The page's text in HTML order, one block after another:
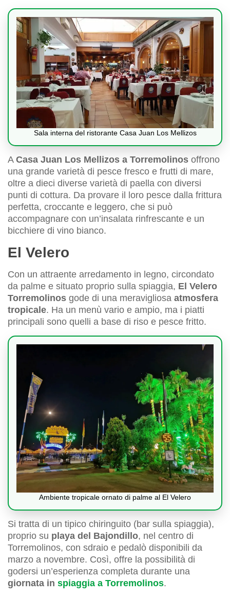
Sala interna del ristorante Casa Juan Los Mellizos
A Casa Juan Los Mellizos a Torremolinos offrono
una grande varietà di pesce fresco e frutti di mare,
oltre a dieci diverse varietà di paella con diversi
punti di cottura. Da provare il loro pesce dalla frittura
perfetta, croccante e leggero, che si può
accompagnare con un’insalata rinfrescante e un
bicchiere di vino bianco.
El Velero
Con un attraente arredamento in legno, circondato
da palme e situato proprio sulla spiaggia, El Velero
Torremolinos gode di una meravigliosa atmosfera
tropicale. Ha un menù vario e ampio, ma i piatti
principali sono quelli a base di riso e pesce fritto.
Ambiente tropicale ornato di palme al El Velero
Si tratta di un tipico chiringuito (bar sulla spiaggia),
proprio su playa del Bajondillo, nel centro di
Torremolinos, con sdraio e pedalò disponibili da
marzo a novembre. Così, offre la possibilità di
godersi un’esperienza completa durante una
giornata in spiaggia a Torremolinos.